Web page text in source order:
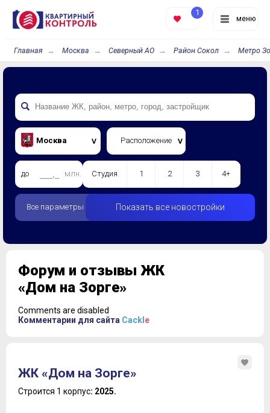
меню
1
Главная Москва Северный АО Район Сокол Метро
Москва Расположение
до млн. Студия 1 2 3 4+
Все параметры Показать все новостройки
Форум и отзывы ЖК
«Дом на Зорге»
Comments are disabled
Комментарии для сайта Cackl e
ЖК «Дом на Зорге»
Строится 1 корпус: 2025.